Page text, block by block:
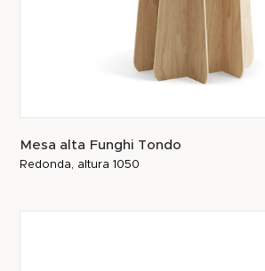
Mesa alta Funghi Tondo
Redonda, altura 1050